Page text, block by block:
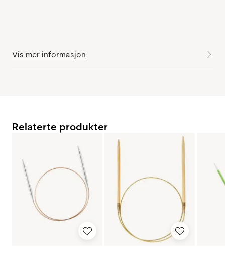
Vis mer informasjon
Relaterte produkter